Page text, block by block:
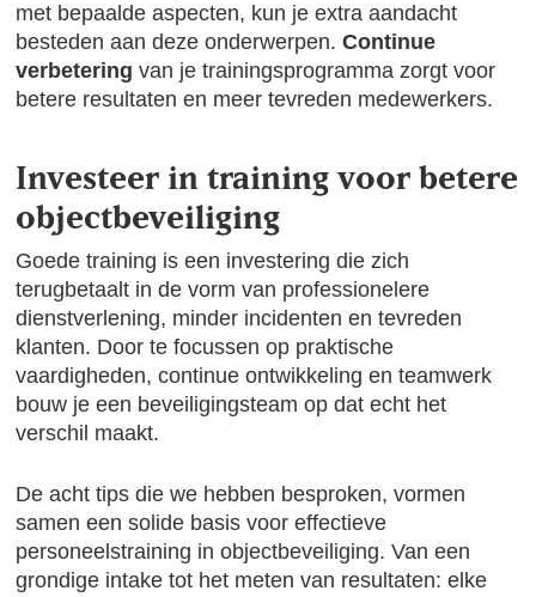
met bepaalde aspecten, kun je extra aandacht
besteden aan deze onderwerpen.Continue
verbetering van je trainingsprogramma zorgt voor
betere resultaten en meer tevreden medewerkers.
Investeer in training voor betere
objectbeveiliging
Goede training is een investering die zich
terugbetaalt in de vorm van professionelere
dienstverlening, minder incidenten en tevreden
klanten. Door te focussen op praktische
vaardigheden, continue ontwikkeling en teamwerk
bouw je een beveiligingsteam op dat echt het
verschil maakt.
De acht tips die we hebben besproken, vormen
samen een solide basis voor effectieve
personeelstraining in objectbeveiliging. Van een
grondige intake tot het meten van resultaten: elke